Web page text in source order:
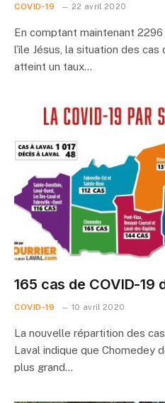
COVID-19 22 avril 2020
En comptant maintenant
l’île Jésus, la situation des cas
atteint un taux…
165 cas de COVID-19
COVID-19 10 avril 2020
La nouvelle répartition des
Laval indique que Chomedey
plus grand…